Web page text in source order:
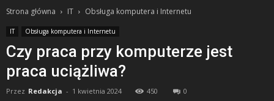
Strona główna IT Obsługa komputera i Internetu
IT Obsługa komputera i Internetu
Czy praca przy komputerze jest
praca uciążliwa?
Przez Redakcja - 1 kwietnia 2024 450 0